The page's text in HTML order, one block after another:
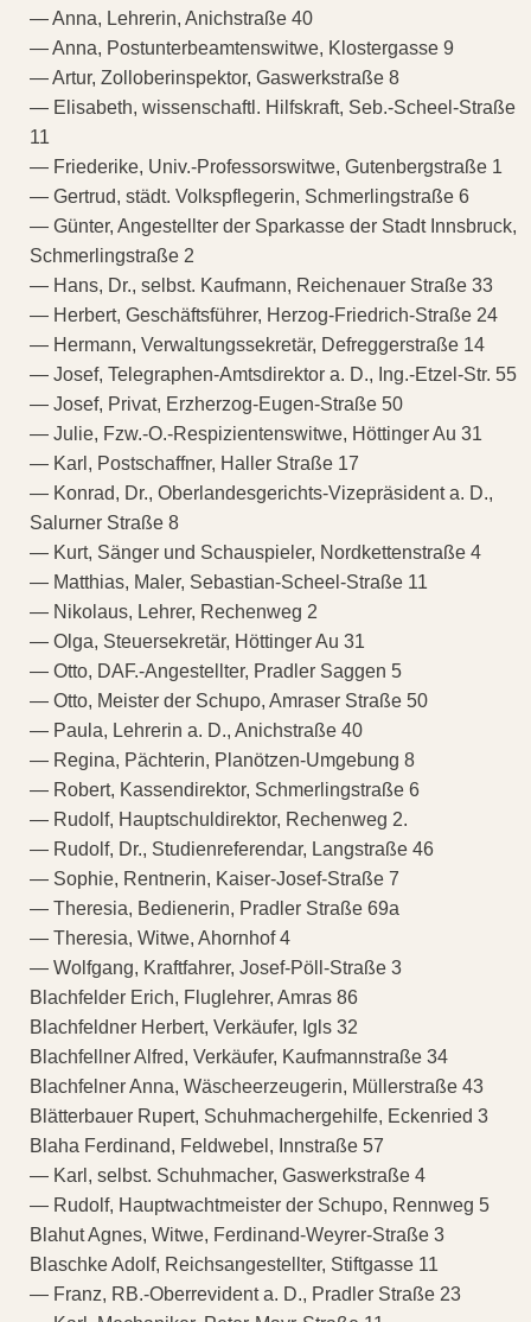
— Anna, Lehrerin, Anichstraße 40
— Anna, Postunterbeamtenswitwe, Klostergasse 9
— Artur, Zolloberinspektor, Gaswerkstraße 8
— Elisabeth, wissenschaftl. Hilfskraft, Seb.-Scheel-Straße
11
— Friederike, Univ.-Professorswitwe, Gutenbergstraße 1
— Gertrud, städt. Volkspflegerin, Schmerlingstraße 6
— Günter, Angestellter der Sparkasse der Stadt Innsbruck,
Schmerlingstraße 2
— Hans, Dr., selbst. Kaufmann, Reichenauer Straße 33
— Herbert, Geschäftsführer, Herzog-Friedrich-Straße 24
— Hermann, Verwaltungssekretär, Defreggerstraße 14
— Josef, Telegraphen-Amtsdirektor a. D., Ing.-Etzel-Str. 55
— Josef, Privat, Erzherzog-Eugen-Straße 50
— Julie, Fzw.-O.-Respizientenswitwe, Höttinger Au 31
— Karl, Postschaffner, Haller Straße 17
— Konrad, Dr., Oberlandesgerichts-Vizepräsident a. D.,
Salurner Straße 8
— Kurt, Sänger und Schauspieler, Nordkettenstraße 4
— Matthias, Maler, Sebastian-Scheel-Straße 11
— Nikolaus, Lehrer, Rechenweg 2
— Olga, Steuersekretär, Höttinger Au 31
— Otto, DAF.-Angestellter, Pradler Saggen 5
— Otto, Meister der Schupo, Amraser Straße 50
— Paula, Lehrerin a. D., Anichstraße 40
— Regina, Pächterin, Planötzen-Umgebung 8
— Robert, Kassendirektor, Schmerlingstraße 6
— Rudolf, Hauptschuldirektor, Rechenweg 2.
— Rudolf, Dr., Studienreferendar, Langstraße 46
— Sophie, Rentnerin, Kaiser-Josef-Straße 7
— Theresia, Bedienerin, Pradler Straße 69a
— Theresia, Witwe, Ahornhof 4
— Wolfgang, Kraftfahrer, Josef-Pöll-Straße 3
Blachfelder Erich, Fluglehrer, Amras 86
Blachfeldner Herbert, Verkäufer, Igls 32
Blachfellner Alfred, Verkäufer, Kaufmannstraße 34
Blachfelner Anna, Wäscheerzeugerin, Müllerstraße 43
Blätterbauer Rupert, Schuhmachergehilfe, Eckenried 3
Blaha Ferdinand, Feldwebel, Innstraße 57
— Karl, selbst. Schuhmacher, Gaswerkstraße 4
— Rudolf, Hauptwachtmeister der Schupo, Rennweg 5
Blahut Agnes, Witwe, Ferdinand-Weyrer-Straße 3
Blaschke Adolf, Reichsangestellter, Stiftgasse 11
— Franz, RB.-Oberrevident a. D., Pradler Straße 23